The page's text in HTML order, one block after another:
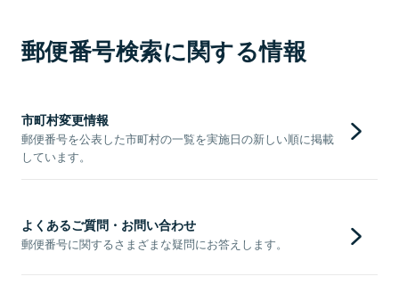
郵便番号検索に関する情報
市町村変更情報
郵便番号を公表した市町村の一覧を実施日の新しい順に掲載
しています。
よくあるご質問・お問い合わせ
郵便番号に関するさまざまな疑問にお答えします。